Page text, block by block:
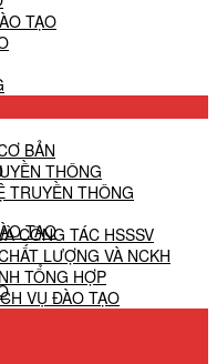
TẠO
TẠO
BẢN
THÔNG
TRUYỀN THÔNG
CÔNG TÁC HSSSV
LƯỢNG VÀ NCKH
TỔNG HỢP
VỤ ĐÀO TẠO